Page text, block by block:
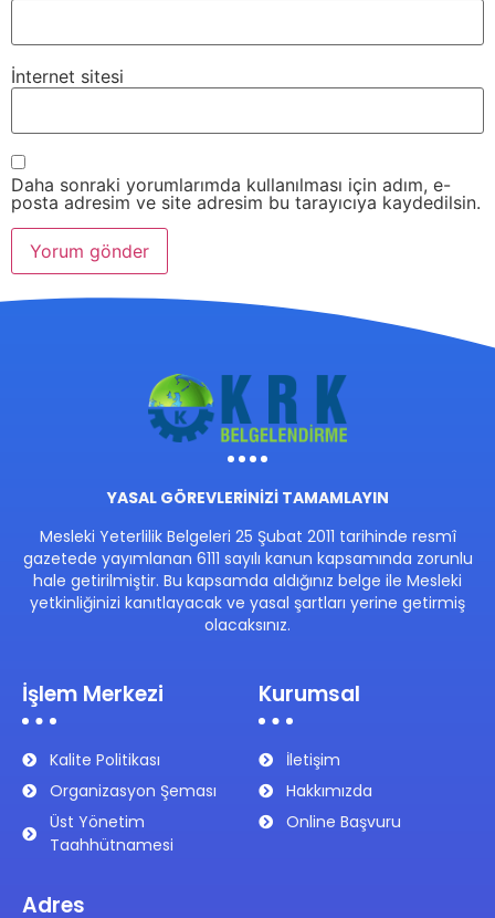
İnternet sitesi
Daha sonraki yorumlarımda kullanılması için adım, e-
posta adresim ve site adresim bu tarayıcıya kaydedilsin.
YASAL GÖREVLERİNİZİ TAMAMLAYIN
Mesleki Yeterlilik Belgeleri 25 Şubat 2011 tarihinde resmî
gazetede yayımlanan 6111 sayılı kanun kapsamında zorunlu
hale getirilmiştir. Bu kapsamda aldığınız belge ile Mesleki
yetkinliğinizi kanıtlayacak ve yasal şartları yerine getirmiş
olacaksınız.
İşlem Merkezi
Kalite Politikası
Organizasyon Şeması
Üst Yönetim
Taahhütnamesi
Kurumsal
İletişim
Hakkımızda
Online Başvuru
Adres